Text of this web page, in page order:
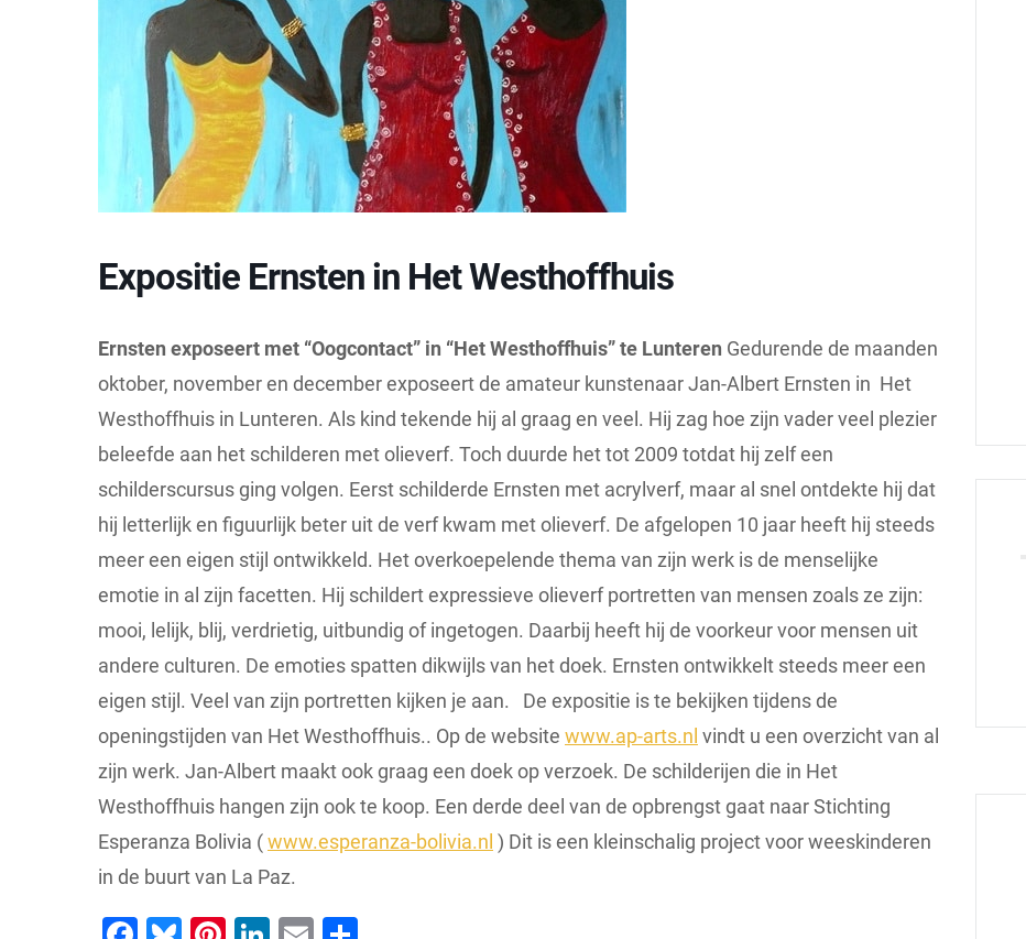
Expositie Ernsten in Het Westhoffhuis
Ernsten exposeert met “Oogcontact” in “Het Westhoffhuis” te Lunteren Gedurende de maanden
oktober, november en december exposeert de amateur kunstenaar Jan-Albert Ernsten in Het
Westhoffhuis in Lunteren. Als kind tekende hij al graag en veel. Hij zag hoe zijn vader veel plezier
beleefde aan het schilderen met olieverf. Toch duurde het tot 2009 totdat hij zelf een
schilderscursus ging volgen. Eerst schilderde Ernsten met acrylverf, maar al snel ontdekte hij dat
hij letterlijk en figuurlijk beter uit de verf kwam met olieverf. De afgelopen 10 jaar heeft hij steeds
meer een eigen stijl ontwikkeld. Het overkoepelende thema van zijn werk is de menselijke
emotie in al zijn facetten. Hij schildert expressieve olieverf portretten van mensen zoals ze zijn:
mooi, lelijk, blij, verdrietig, uitbundig of ingetogen. Daarbij heeft hij de voorkeur voor mensen uit
andere culturen. De emoties spatten dikwijls van het doek. Ernsten ontwikkelt steeds meer een
eigen stijl. Veel van zijn portretten kijken je aan. De expositie is te bekijken tijdens de
openingstijden van Het Westhoffhuis.. Op de website www.ap-arts.nl vindt u een overzicht van al
zijn werk. Jan-Albert maakt ook graag een doek op verzoek. De schilderijen die in Het
Westhoffhuis hangen zijn ook te koop. Een derde deel van de opbrengst gaat naar Stichting
Esperanza Bolivia (www.esperanza-bolivia.nl ) Dit is een kleinschalig project voor weeskinderen
in de buurt van La Paz.